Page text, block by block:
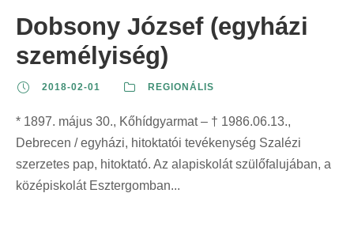
Dobsony József (egyházi
személyiség)
2018-02-01 REGIONÁLIS
* 1897. május 30., Kőhídgyarmat – † 1986.06.13.,
Debrecen / egyházi, hitoktatói tevékenység Szalézi
szerzetes pap, hitoktató. Az alapiskolát szülőfalujában, a
középiskolát Esztergomban...